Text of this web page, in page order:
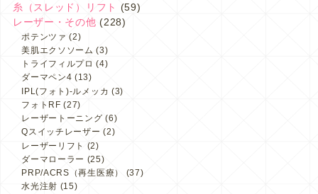
糸（スレッド）リフト
(59)
レーザー・その他 (228)
ポテンツァ (2)
美肌エクソソーム (3)
トライフィルプロ (4)
ダーマペン4 (13)
IPL(フォト)-ルメッカ (3)
フォトRF (27)
レーザートーニング (6)
Qスイッチレーザー (2)
レーザーリフト (2)
ダーマローラー (25)
PRP/ACRS（再生医療）
(37)
水光注射 (15)